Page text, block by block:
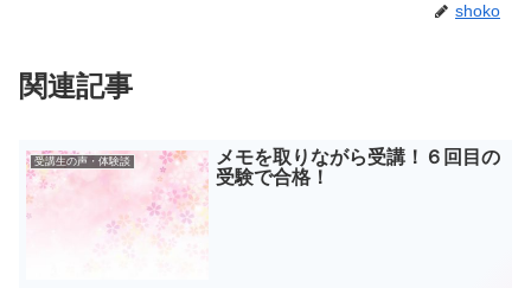
shoko
関連記事
受講生の声・体験談
メモを取りながら受講！６回目の
受験で合格！